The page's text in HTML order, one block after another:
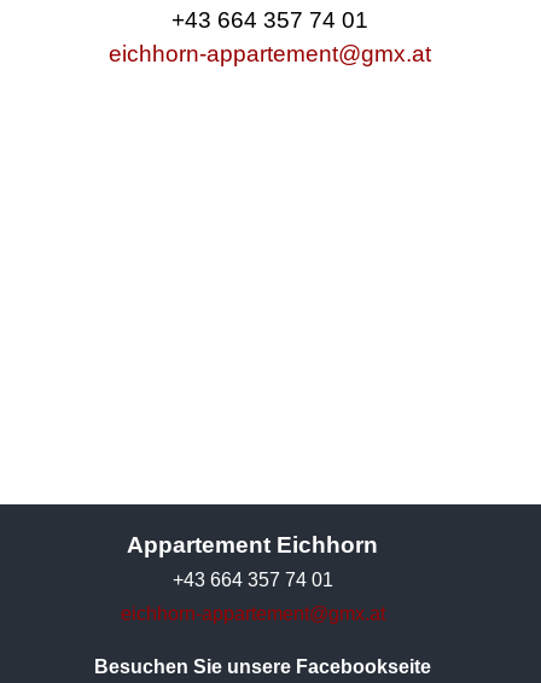
+43 664 357 74 01
eichhorn-appartement@gmx.at
Appartement Eichhorn
+43 664 357 74 01
eichhorn-appartement@gmx.at
Besuchen Sie unsere Facebookseite